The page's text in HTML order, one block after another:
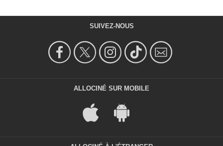
SUIVEZ-NOUS
ALLOCINÉ SUR MOBILE